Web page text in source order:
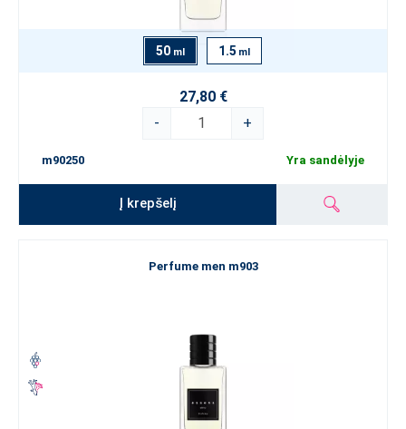
50 ml 1.5 ml
27,80 €
-
+
m90250 Yra sandėlyje
Į krepšelį
Perfume men m903